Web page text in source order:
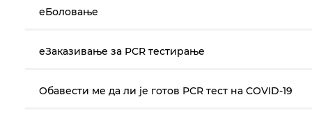
еБоловање
еЗаказивање за PCR тестирање
Oбавести ме да ли је готов PCR тест на COVID-19